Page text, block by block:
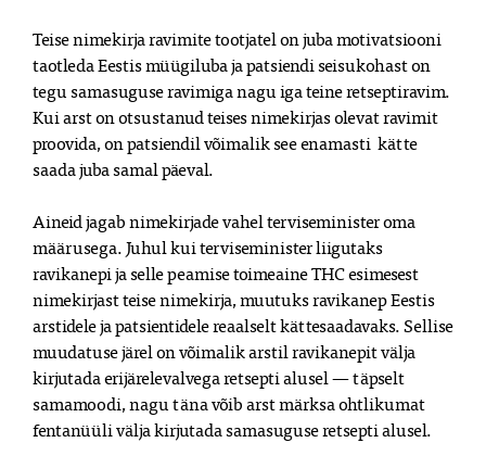
Teise nimekirja ravimite tootjatel on juba motivatsiooni
taotleda Eestis müügiluba ja patsiendi seisukohast on
tegu samasuguse ravimiga nagu iga teine retseptiravim.
Kui arst on otsustanud teises nimekirjas olevat ravimit
proovida, on patsiendil võimalik see enamasti kätte
saada juba samal päeval.
Aineid jagab nimekirjade vahel terviseminister oma
määrusega. Juhul kui terviseminister liigutaks
ravikanepi ja selle peamise toimeaine THC esimesest
nimekirjast teise nimekirja, muutuks ravikanep Eestis
arstidele ja patsientidele reaalselt kättesaadavaks. Sellise
muudatuse järel on võimalik arstil ravikanepit välja
kirjutada erijärelevalvega retsepti alusel — täpselt
samamoodi, nagu täna võib arst märksa ohtlikumat
fentanüüli välja kirjutada samasuguse retsepti alusel.